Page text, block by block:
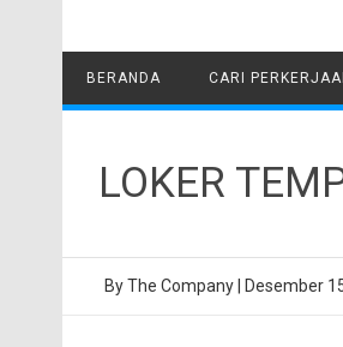
BERANDA CARI
LOKER
ByThe Company Desember